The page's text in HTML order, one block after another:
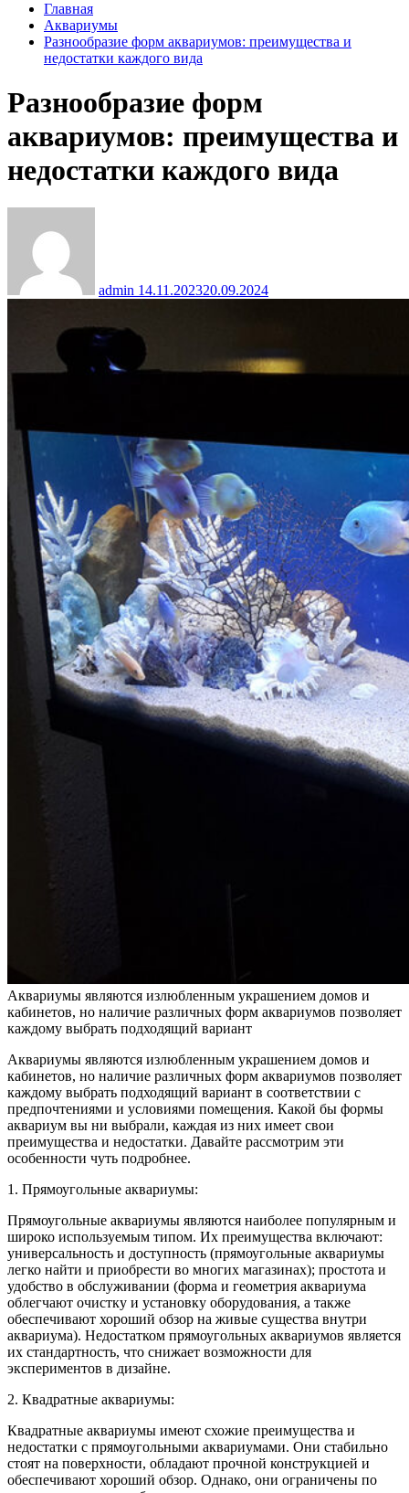
Главная
Аквариумы
Разнообразие форм аквариумов: преимущества и
недостатки каждого вида
Разнообразие форм
аквариумов: преимущества и
недостатки каждого вида
admin 14.11.202320.09.2024
Аквариумы являются излюбленным украшением домов и
кабинетов, но наличие различных форм аквариумов позволяет
каждому выбрать подходящий вариант
Аквариумы являются излюбленным украшением домов и
кабинетов, но наличие различных форм аквариумов позволяет
каждому выбрать подходящий вариант в соответствии с
предпочтениями и условиями помещения. Какой бы формы
аквариум вы ни выбрали, каждая из них имеет свои
преимущества и недостатки. Давайте рассмотрим эти
особенности чуть подробнее.
1. Прямоугольные аквариумы:
Прямоугольные аквариумы являются наиболее популярным и
широко используемым типом. Их преимущества включают:
универсальность и доступность (прямоугольные аквариумы
легко найти и приобрести во многих магазинах); простота и
удобство в обслуживании (форма и геометрия аквариума
облегчают очистку и установку оборудования, а также
обеспечивают хороший обзор на живые существа внутри
аквариума). Недостатком прямоугольных аквариумов является
их стандартность, что снижает возможности для
экспериментов в дизайне.
2. Квадратные аквариумы:
Квадратные аквариумы имеют схожие преимущества и
недостатки с прямоугольными аквариумами. Они стабильно
стоят на поверхности, обладают прочной конструкцией и
обеспечивают хороший обзор. Однако, они ограничены по